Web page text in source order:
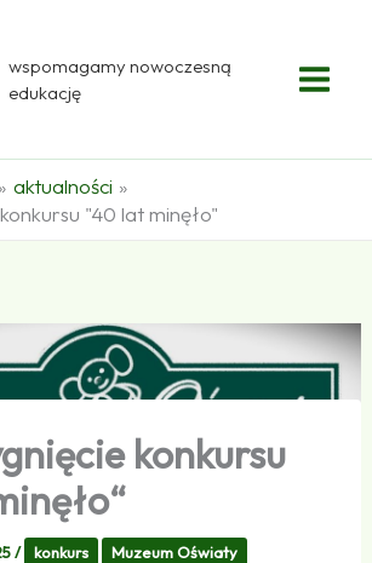
wspomagamy nowoczesną
edukację
aktualności
"40 lat minęło"
konkursu
/ konkurs Muzeum Oświaty